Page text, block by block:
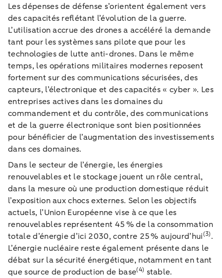
Les dépenses de défense s’orientent également vers
des capacités reflétant l’évolution de la guerre.
L’utilisation accrue des drones a accéléré la demande
tant pour les systèmes sans pilote que pour les
technologies de lutte anti-drones. Dans le même
temps, les opérations militaires modernes reposent
fortement sur des communications sécurisées, des
capteurs, l’électronique et des capacités « cyber ». Les
entreprises actives dans les domaines du
commandement et du contrôle, des communications
et de la guerre électronique sont bien positionnées
pour bénéficier de l’augmentation des investissements
dans ces domaines.
Dans le secteur de l’énergie, les énergies
renouvelables et le stockage jouent un rôle central,
dans la mesure où une production domestique réduit
l’exposition aux chocs externes. Selon les objectifs
actuels, l’Union Européenne vise à ce que les
renouvelables représentent 45 % de la consommation
totale d’énergie d’ici 2030, contre 25 % aujourd’hui(3).
L’énergie nucléaire reste également présente dans le
débat sur la sécurité énergétique, notamment en tant
que source de production de base(4) stable.